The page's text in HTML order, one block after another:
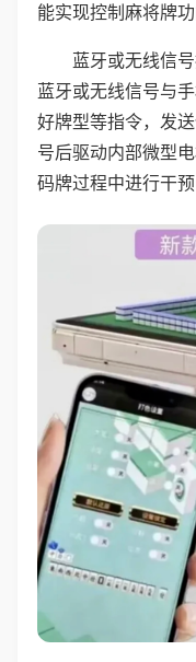
能实现控制麻将牌
蓝牙或无线信
蓝牙或无线信号与
好牌型等指令，发
号后驱动内部微型
码牌过程中进行干预